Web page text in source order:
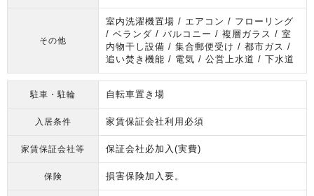
その他
室内洗濯機置場 / エアコン / フローリング
/ ベランダ / バルコニー / 複層ガラス / 室
内物干し設備 / 集合郵便受け / 都市ガス /
追い焚き機能 / 電気 / 公営上水道 / 下水道
駐車・駐輪 自転車置き場
入居条件 家賃保証会社利用必須
家賃保証会社等 保証会社必加入(実費)
保険 損害保険加入要。